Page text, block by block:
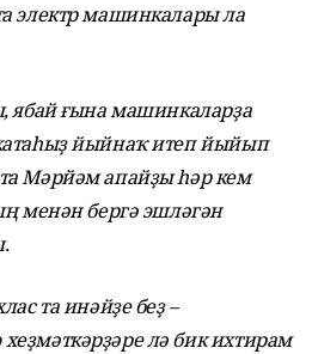
электр машинкалары ла
ябай ғына машинкаларҙа
йыйнаҡ итеп йыйып
Мәрйәм апайҙы һәр кем
менән бергә эшләгән
та инәйҙе беҙ –
лә бик ихтирам